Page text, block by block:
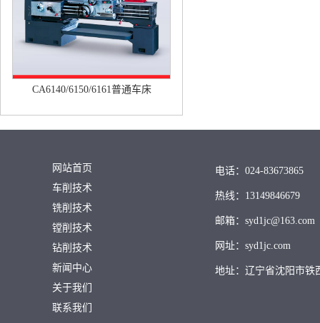
CA6140/6150/6161普通车床
网站首页
车削技术
铣削技术
镗削技术
钻削技术
新闻中心
关于我们
联系我们
电话：024-83673865
热线：13149846679
邮箱：syd1jc@163.com
网址：syd1jc.com
地址：辽宁省沈阳市铁